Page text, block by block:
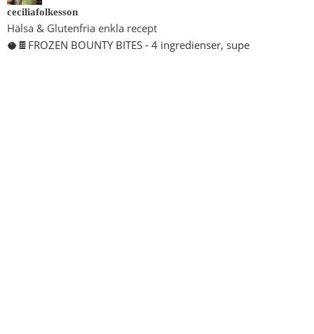
ceciliafolkesson
Hälsa & Glutenfria enkla recept
🥥🍫FROZEN BOUNTY BITES - 4 ingredienser, supe